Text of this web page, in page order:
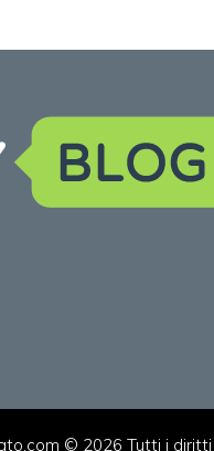
© 2026 Tutti i